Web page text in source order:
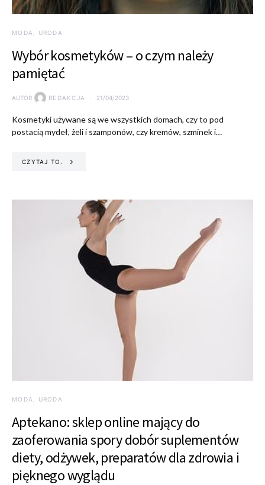
MODA, URODA
Wybór kosmetyków – o czym należy
pamiętać
AUTOR REDAKCJA 21/04/2023
Kosmetyki używane są we wszystkich domach, czy to pod
postacią mydeł, żeli i szamponów, czy kremów, szminek i…
CZYTAJ TO.
MODA, URODA
Aptekano: sklep online mający do
zaoferowania spory dobór suplementów
diety, odżywek, preparatów dla zdrowia i
pięknego wyglądu